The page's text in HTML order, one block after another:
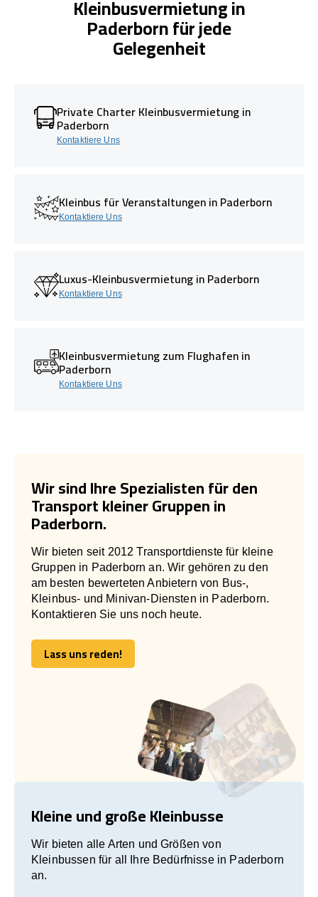
Kleinbusvermietung in
Paderborn für jede
Gelegenheit
Private Charter Kleinbusvermietung in
Paderborn
Kontaktiere Uns
Kleinbus für Veranstaltungen in Paderborn
Kontaktiere Uns
Luxus-Kleinbusvermietung in Paderborn
Kontaktiere Uns
Kleinbusvermietung zum Flughafen in
Paderborn
Kontaktiere Uns
Wir sind Ihre Spezialisten für den
Transport kleiner Gruppen in
Paderborn.
Wir bieten seit 2012 Transportdienste für kleine
Gruppen in Paderborn an. Wir gehören zu den
am besten bewerteten Anbietern von Bus-,
Kleinbus- und Minivan-Diensten in Paderborn.
Kontaktieren Sie uns noch heute.
Lass uns reden!
Lass uns reden!
Kleine und große Kleinbusse
Wir bieten alle Arten und Größen von
Kleinbussen für all Ihre Bedürfnisse in Paderborn
an.